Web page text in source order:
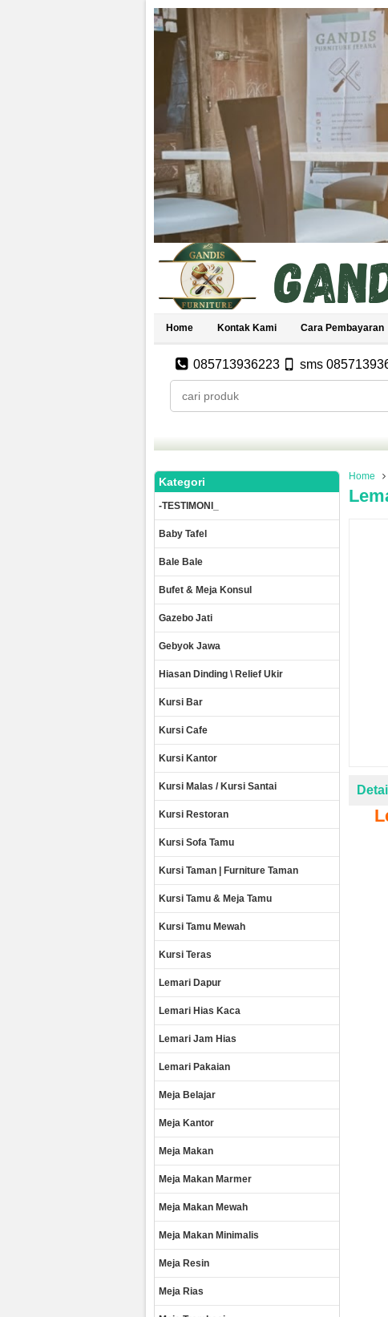
Home Kontak Kami Cara Pembayaran
085713936223 sms
Home
Kategori
-TESTIMONI_
Baby Tafel
Bale Bale
Bufet & Meja Konsul
Gazebo Jati
Gebyok Jawa
Hiasan Dinding \ Relief Ukir
Kursi Bar
Kursi Cafe
Kursi Kantor
Kursi Malas / Kursi Santai
Kursi Restoran
Kursi Sofa Tamu
Kursi Taman | Furniture Taman
Kursi Tamu & Meja Tamu
Kursi Tamu Mewah
Kursi Teras
Lemari Dapur
Lemari Hias Kaca
Lemari Jam Hias
Lemari Pakaian
Meja Belajar
Meja Kantor
Meja Makan
Meja Makan Marmer
Meja Makan Mewah
Meja Makan Minimalis
Meja Resin
Meja Rias